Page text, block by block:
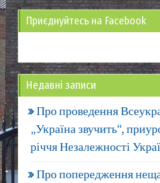
Приєднуйтесь на Facebook
Недавні записи
Про проведення
„Україна звучить“,
річчя Незалежності
Про попередження